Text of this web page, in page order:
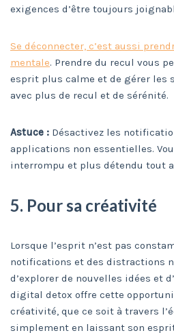
exigences d’être toujours
Se déconnecter, c’est aussi
mentale. Prendre du recul vous
esprit plus calme et de gérer les
avec plus de recul et de sérénité.
Astuce : Désactivez les
applications non essentielles.
interrompu et plus détendu tout
5. Pour sa créativité
Lorsque l’esprit n’est pas
notifications et des distractions
d’explorer de nouvelles idées et
digital detox offre cette
créativité, que ce soit à travers
simplement en laissant son